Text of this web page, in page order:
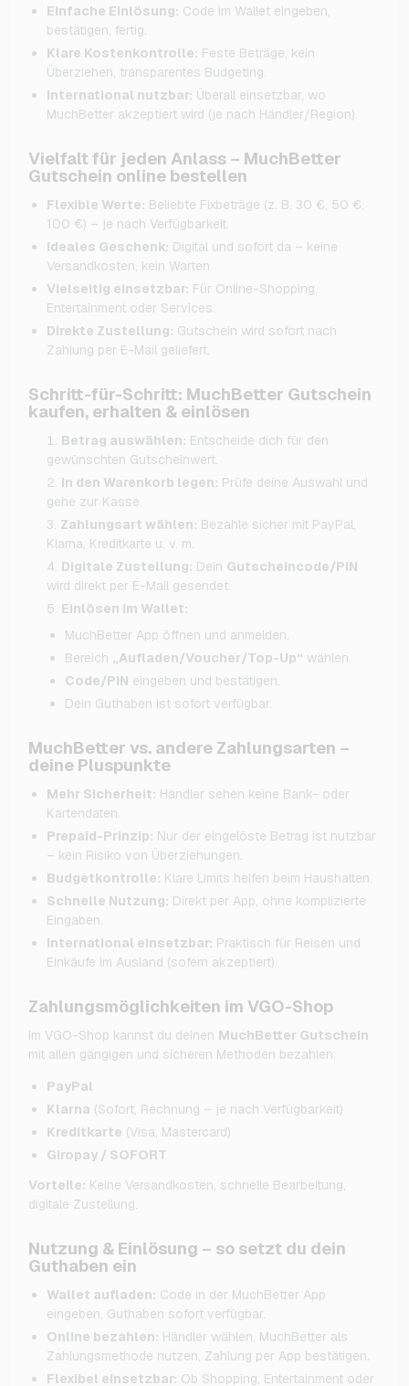
Einfache Einlösung: Code im Wallet eingeben,
bestätigen, fertig.
Klare Kostenkontrolle: Feste Beträge, kein
Überziehen, transparentes Budgeting.
International nutzbar: Überall einsetzbar, wo
MuchBetter akzeptiert wird (je nach Händler/Region).
Vielfalt für jeden Anlass – MuchBetter
Gutschein online bestellen
Flexible Werte: Beliebte Fixbeträge (z. B. 30 €, 50 €,
100 €) – je nach Verfügbarkeit.
Ideales Geschenk: Digital und sofort da – keine
Versandkosten, kein Warten.
Vielseitig einsetzbar: Für Online-Shopping,
Entertainment oder Services.
Direkte Zustellung: Gutschein wird sofort nach
Zahlung per E-Mail geliefert.
Schritt-für-Schritt: MuchBetter Gutschein
kaufen, erhalten & einlösen
Betrag auswählen: Entscheide dich für den
gewünschten Gutscheinwert.
In den Warenkorb legen: Prüfe deine Auswahl und
gehe zur Kasse.
Zahlungsart wählen: Bezahle sicher mit PayPal,
Klarna, Kreditkarte u. v. m.
Digitale Zustellung: Dein Gutscheincode/PIN
wird direkt per E-Mail gesendet.
Einlösen im Wallet:
MuchBetter App öffnen und anmelden.
Bereich „Aufladen/Voucher/Top-Up“ wählen.
Code/PIN eingeben und bestätigen.
Dein Guthaben ist sofort verfügbar.
MuchBetter vs. andere Zahlungsarten –
deine Pluspunkte
Mehr Sicherheit: Händler sehen keine Bank- oder
Kartendaten.
Prepaid-Prinzip: Nur der eingelöste Betrag ist nutzbar
– kein Risiko von Überziehungen.
Budgetkontrolle: Klare Limits helfen beim Haushalten.
Schnelle Nutzung: Direkt per App, ohne komplizierte
Eingaben.
International einsetzbar: Praktisch für Reisen und
Einkäufe im Ausland (sofern akzeptiert).
Zahlungsmöglichkeiten im VGO-Shop
Im VGO-Shop kannst du deinen MuchBetter Gutschein
mit allen gängigen und sicheren Methoden bezahlen:
PayPal
Klarna (Sofort, Rechnung – je nach Verfügbarkeit)
Kreditkarte (Visa, Mastercard)
Giropay / SOFORT
Vorteile: Keine Versandkosten, schnelle Bearbeitung,
digitale Zustellung.
Nutzung & Einlösung – so setzt du dein
Guthaben ein
Wallet aufladen: Code in der MuchBetter App
eingeben, Guthaben sofort verfügbar.
Online bezahlen: Händler wählen, MuchBetter als
Zahlungsmethode nutzen, Zahlung per App bestätigen.
Flexibel einsetzbar: Ob Shopping, Entertainment oder